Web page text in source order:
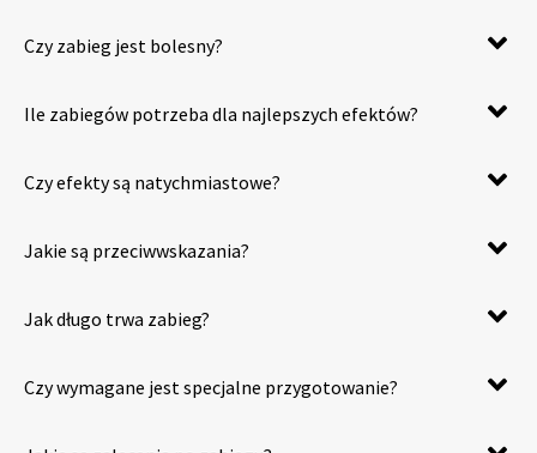
Czy zabieg jest bolesny?
Ile zabiegów potrzeba dla najlepszych efektów?
Czy efekty są natychmiastowe?
Jakie są przeciwwskazania?
Jak długo trwa zabieg?
Czy wymagane jest specjalne przygotowanie?